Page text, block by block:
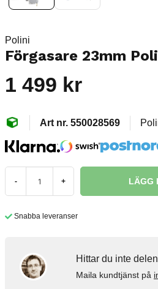
Polini
Förgasare 23mm
1 499 kr
550028569
- + LÄGG
Snabba leveranser
Hittar du inte
Maila kundtjänst på